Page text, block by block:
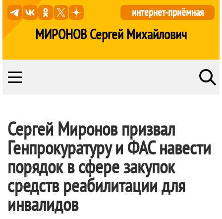
МИРОНОВ Сергей Михайлович
интернет-приёмная
Сергей Миронов призвал
Генпрокуратуру и ФАС навести
порядок в сфере закупок
средств реабилитации для
инвалидов